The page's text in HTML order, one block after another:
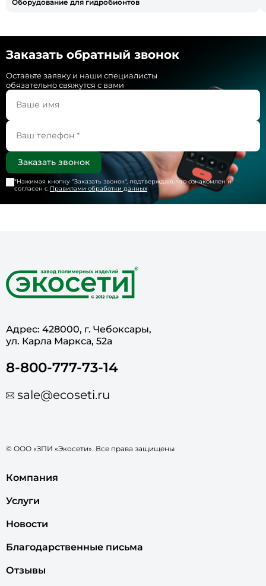
Оборудование для гидробионтов
Заказать обратный звонок
Оставьте заявку и наши специалисты
обязательно свяжутся с вами
*Нажимая кнопку "Заказать звонок", подтверждаю, что ознакомлен и
согласен с Правилами обработки данных
Адрес: 428000, г. Чебоксары,
ул. Карла Маркса, 52а
8-800-777-73-14
sale@ecoseti.ru
© ООО «ЗПИ «Экосети». Все права защищены
Компания
Услуги
Новости
Благодарственные письма
Отзывы